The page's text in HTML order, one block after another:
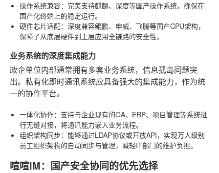
操作系统兼容：完美支持麒麟、深度等国产操作系统，确保在
国产化终端上的稳定运行。
硬件芯片适配：深度兼容鲲鹏、申威、飞腾等国产CPU架构，
保障了从底层硬件到上层应用全链路的安全性。
业务系统的深度集成能力
政企单位内部通常拥有多套业务系统，信息孤岛问题突
出。私有化即时通讯系统应具备强大的集成能力，作为统
一的协作平台。
一体化协作：支持与企业现有的OA、ERP、项目管理等系统进
行无缝对接，将通讯能力嵌入业务流程。
组织架构同步：能够通过LDAP协议或开放API，实现万人级别
员工组织架构的自动同步与管理，减轻IT部门的维护负担。
喧喧IM：国产安全协同的优先选择